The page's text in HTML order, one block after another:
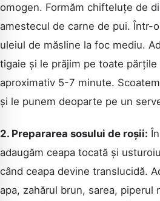
omogen. Formăm chifteluțe de
amestecul de carne de pui. Într-
uleiul de măsline la foc mediu.
tigaie și le prăjim pe toate părțile
aproximativ 5-7 minute.
și le punem deoparte pe un
2. Prepararea sosului de roșii:
adaugăm ceapa tocată și
când ceapa devine translucidă.
apa, zahărul brun, sarea, piperul